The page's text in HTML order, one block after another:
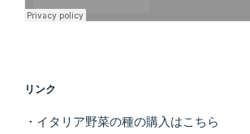
リンク
・イタリア野菜の種の購入はこちら